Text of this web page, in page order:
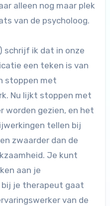
alleen nog maar plek
van de psycholoog.
schrijf ik dat in onze
een teken is van
stoppen met
Nu lijkt stoppen met
worden gezien, en het
tellen bij
zwaarder dan de
Je kunt
aan je
je therapeut gaat
van de